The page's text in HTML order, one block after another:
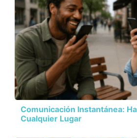
Comunicación Instantánea:
Cualquier Lugar